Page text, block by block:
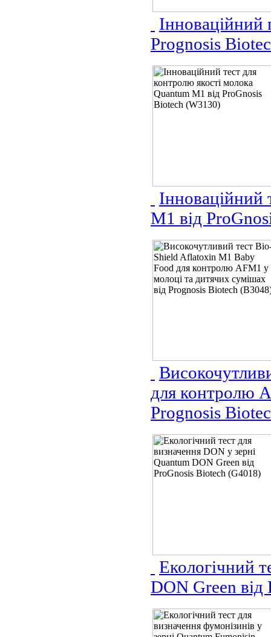
Prognosis
Інноваційний
M1 від
для контролю
Prognosis
Екологічний
DON Green